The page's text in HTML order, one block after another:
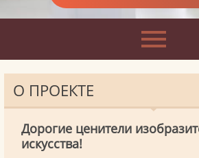
О ПРОЕКТЕ
Дорогие ценители
искусства!